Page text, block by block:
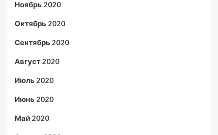
Ноябрь 2020
Октябрь 2020
Сентябрь 2020
Август 2020
Июль 2020
Июнь 2020
Май 2020